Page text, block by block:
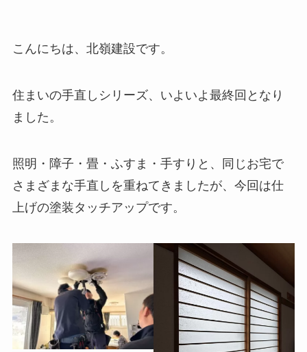
こんにちは、北嶺建設です。
住まいの手直しシリーズ、いよいよ最終回となり
ました。
照明・障子・畳・ふすま・手すりと、同じお宅で
さまざまな手直しを重ねてきましたが、今回は仕
上げの塗装タッチアップです。